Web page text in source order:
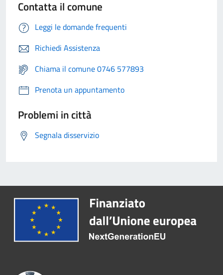
Contatta il comune
Leggi le domande frequenti
Richiedi Assistenza
Chiama il comune 0746 577893
Prenota un appuntamento
Problemi in città
Segnala disservizio